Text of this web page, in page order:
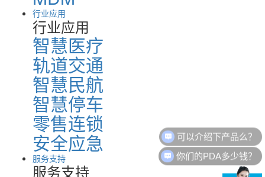
行业应用
行业应用
智慧医疗
轨道交通
智慧民航
智慧停车
零售连锁
安全应急
服务支持
服务支持
你们的PDA多少钱？